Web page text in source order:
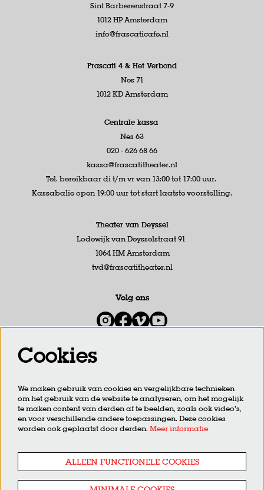
Sint Barberenstraat 7-9
1012 HP Amsterdam
info@frascaticafe.nl
Frascati 4 & Het Verbond
Nes 71
1012 KD Amsterdam
Centrale kassa
Nes 63
020 - 626 68 66
kassa@frascatitheater.nl
Tel. bereikbaar di t/m vr van 13:00 tot 17:00 uur.
Kassabalie open 19:00 uur tot start laatste voorstelling.
Theater van Deyssel
Lodewijk van Deysselstraat 91
1064 HM Amsterdam
tvd@frascatitheater.nl
Volg ons
Meld je aan voor de nieuwsbrief
AANMELDEN
Cookies
We maken gebruik van cookies en vergelijkbare technieken
om het gebruik van de website te analyseren, om het mogelijk
te maken content van derden af te beelden, zoals ook video’s,
en voor verschillende andere toepassingen. Deze cookies
worden ook geplaatst door derden. Meer informatie
ALLEEN FUNCTIONELE COOKIES